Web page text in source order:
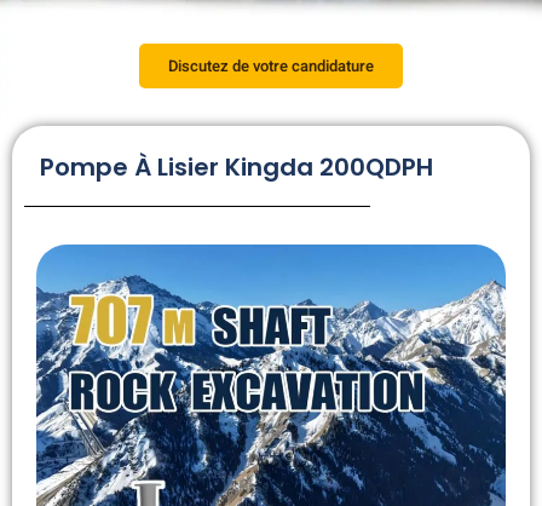
Discutez de votre candidature
Pompe À Lisier Kingda 200QDPH